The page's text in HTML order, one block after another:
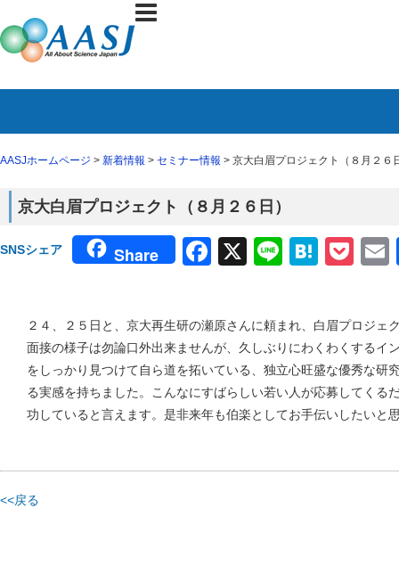
AASJホームページ > 新着情報 > セミナー情報 > 京大白眉プロジェクト（８月２６
京大白眉プロジェクト（８月２６日）
SNSシェア Share Facebook
X Line
２４、２５日と、京大再生研の瀬原さんに頼まれ、白眉プロジェ
面接の様子は勿論口外出来ませんが、久しぶりにわくわくするイ
をしっかり見つけて自ら道を拓いている、独立心旺盛な優秀な研
る実感を持ちました。こんなにすばらしい若い人が応募してくる
功していると言えます。是非来年も伯楽としてお手伝いしたいと
<<戻る